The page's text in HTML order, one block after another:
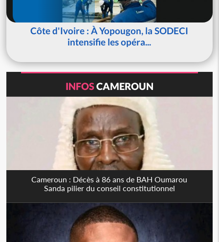
Côte d'Ivoire : À Yopougon, la SODECI
intensifie les opéra...
INFOSCAMEROUN
Cameroun : Décès à 86 ans de BAH Oumarou
Sanda pilier du conseil constitutionnel